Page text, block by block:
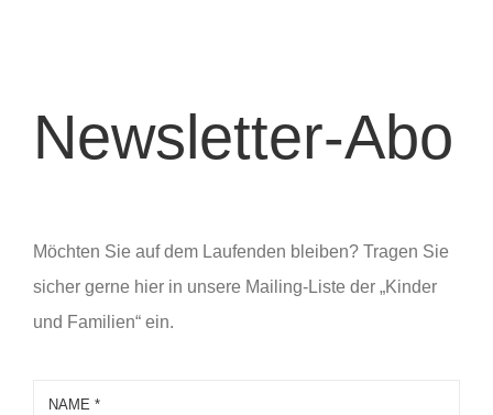
Newsletter-Abo
Möchten Sie auf dem Laufenden bleiben? Tragen Sie
sicher gerne hier in unsere Mailing-Liste der „Kinder
und Familien“ ein.